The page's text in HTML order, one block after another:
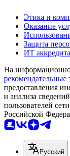
Этика и
Оказание
Защита
ИТ
На
рекомендательные
предоставления
и анализа
пользователей
Российской
Русский